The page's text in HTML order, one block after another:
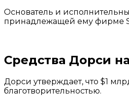
Основатель и
принадлежащей ему фирме
Средства Дорси
Дорси утверждает, что $1
благотворительностью.